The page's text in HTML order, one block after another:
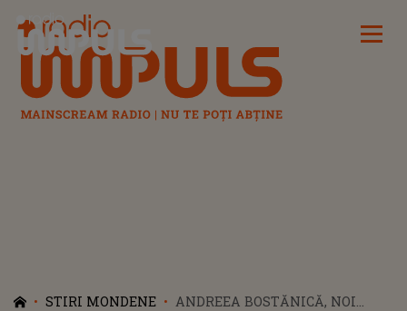
Radio Impuls
STIRI MONDENE
ANDREEA BOSTĂNICĂ, NOI